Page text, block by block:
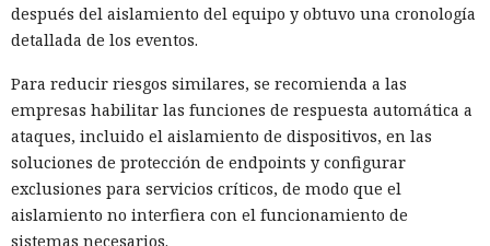
después del aislamiento del equipo y obtuvo una cronología
detallada de los eventos.
Para reducir riesgos similares, se recomienda a las
empresas habilitar las funciones de respuesta automática a
ataques, incluido el aislamiento de dispositivos, en las
soluciones de protección de endpoints y configurar
exclusiones para servicios críticos, de modo que el
aislamiento no interfiera con el funcionamiento de
sistemas necesarios.